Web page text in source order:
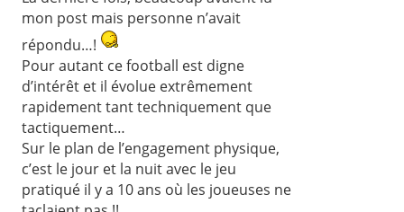
mon post mais personne n’avait
répondu…!
Pour autant ce football est digne
d’intérêt et il évolue extrêmement
rapidement tant techniquement que
tactiquement…
Sur le plan de l’engagement physique,
c’est le jour et la nuit avec le jeu
pratiqué il y a 10 ans où les joueuses ne